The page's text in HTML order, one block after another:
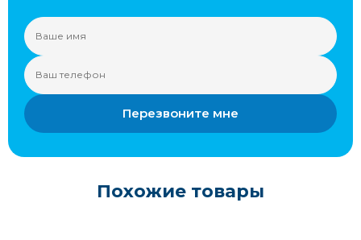
Перезвоните мне
Похожие товары